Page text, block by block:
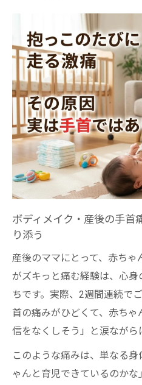
る仕組み
骨盤の歪みが産後ママ
産後の骨盤のズレ
とは
骨盤矯正がボディ
保護に有効
理学療法士視点で
係
骨盤の安定が腱鞘
明らかに
産後ケアにおける
『手首への負担』を土
な骨格ケアはこちら
ボディメイク視点で解
ボディメイク・産
密接な関係
理学療法士が教え
は
ボディメイク・産後の手首
り添う
産後のママにとって、赤ち
がズキっと痛む経験は、心
ちです。実際、2週間連続で
首の痛みがひどくて、赤ち
信をなくしそう」と涙ながら
このような痛みは、単なる
ゃんと育児できているのか